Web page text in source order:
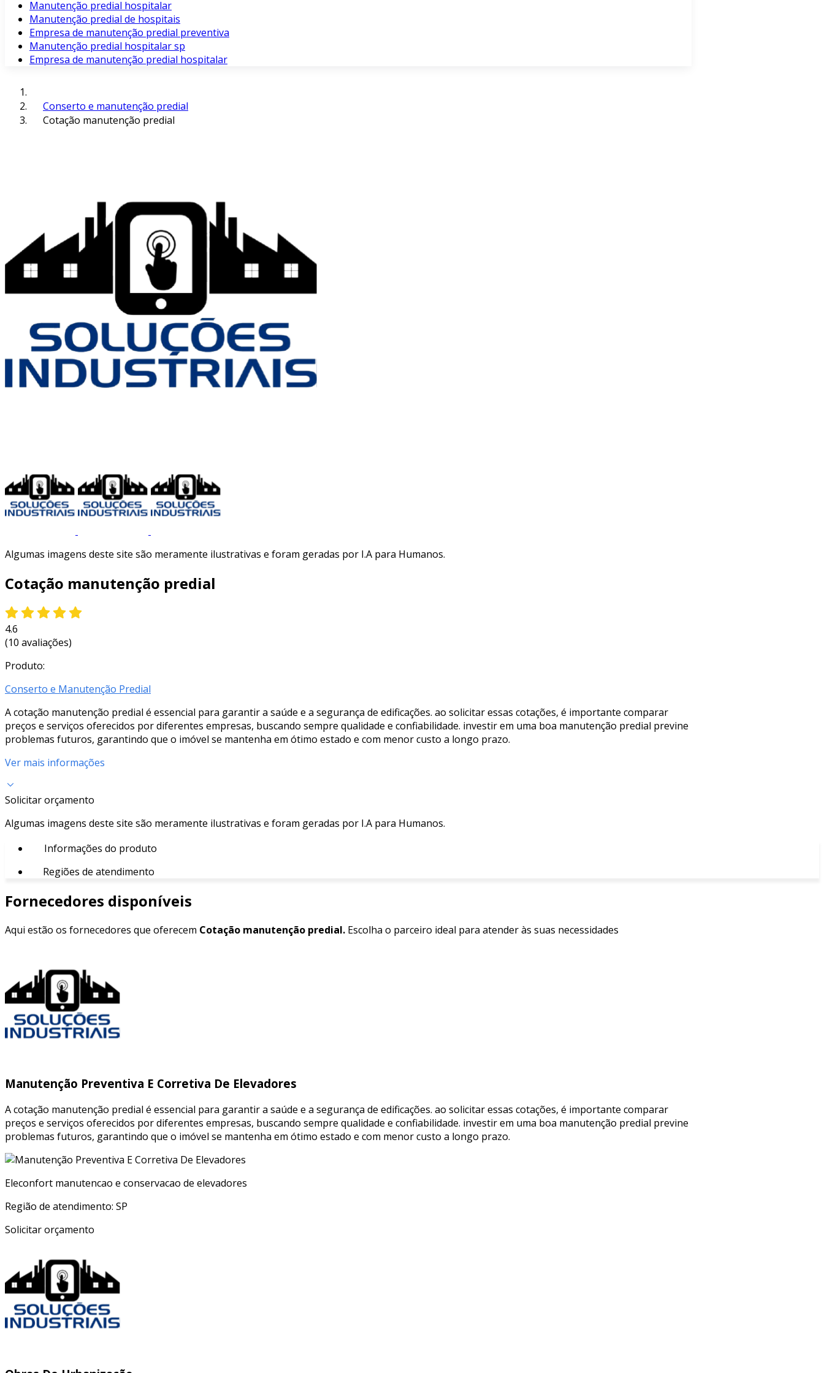
Manutenção predial hospitalar
Manutenção predial de hospitais
Empresa de manutenção predial preventiva
Manutenção predial hospitalar sp
Empresa de manutenção predial hospitalar
Conserto e manutenção predial
Cotação manutenção predial
Algumas imagens deste site são meramente ilustrativas e foram geradas por I.A para Humanos.
Cotação manutenção predial
4.6
(10 avaliações)
Produto:
Conserto e Manutenção Predial
A cotação manutenção predial é essencial para garantir a saúde e a segurança de edificações. ao solicitar essas cotações, é importante comparar
preços e serviços oferecidos por diferentes empresas, buscando sempre qualidade e confiabilidade. investir em uma boa manutenção predial previne
problemas futuros, garantindo que o imóvel se mantenha em ótimo estado e com menor custo a longo prazo.
Ver mais informações
Solicitar orçamento
Algumas imagens deste site são meramente ilustrativas e foram geradas por I.A para Humanos.
Informações do produto
Regiões de atendimento
Fornecedores disponíveis
Aqui estão os fornecedores que oferecem Cotação manutenção predial. Escolha o parceiro ideal para atender às suas necessidades
Manutenção Preventiva E Corretiva De Elevadores
A cotação manutenção predial é essencial para garantir a saúde e a segurança de edificações. ao solicitar essas cotações, é importante comparar
preços e serviços oferecidos por diferentes empresas, buscando sempre qualidade e confiabilidade. investir em uma boa manutenção predial previne
problemas futuros, garantindo que o imóvel se mantenha em ótimo estado e com menor custo a longo prazo.
Eleconfort manutencao e conservacao de elevadores
Região de atendimento: SP
Solicitar orçamento